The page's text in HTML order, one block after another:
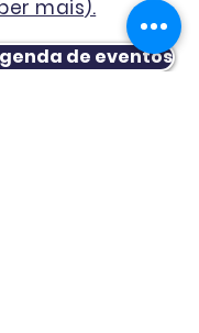
mais).
de eventos